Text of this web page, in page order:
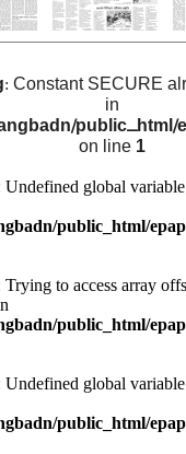
: Constant SECURE
in
public_html/
on line 1